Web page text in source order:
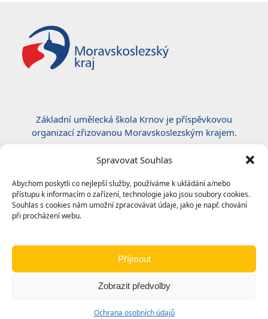
Spravovat Souhlas
Abychom poskytli co nejlepší služby, používáme k ukládání a/nebo
přístupu k informacím o zařízení, technologie jako jsou soubory cookies.
Souhlas s cookies nám umožní zpracovávat údaje, jako je např. chování
při procházení webu.
Příjmout
Zobrazit předvolby
Ochrana osobních údajů
Základní umělecká škola Krnov je příspěvkovou
organizací zřizovanou Moravskoslezským krajem.
Certifikace ČSN EN ISO 50001:2019
Základní umělecká škola, Krnov